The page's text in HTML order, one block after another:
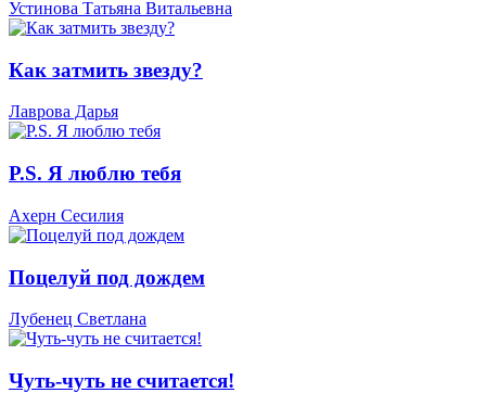
Устинова Татьяна Витальевна
Как затмить звезду?
Лаврова Дарья
P.S. Я люблю тебя
Ахерн Сесилия
Поцелуй под дождем
Лубенец Светлана
Чуть-чуть не считается!